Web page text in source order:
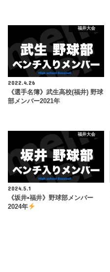
福井大会
2022.4.26
《選手名簿》武生高校(福井) 野球
部メンバー2021年
福井大会
2024.5.1
《坂井•福井》野球部メンバー
2024年